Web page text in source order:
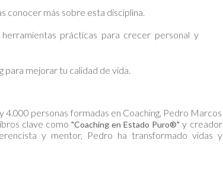
conocer más sobre esta disciplina.
prácticas para crecer personal y
para mejorar tu calidad de vida.
personas formadas en Coaching, Pedro Marcos
clave como"Coaching en Estado Puro®" y creador
y mentor, Pedro ha transformado vidas y